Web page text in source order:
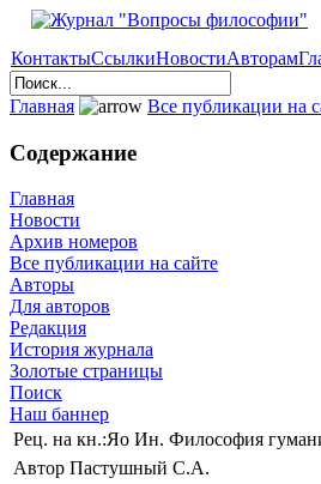
КонтактыСсылкиНовостиАвторам
Главная Все публикации на
Содержание
Главная
Новости
Архив номеров
Все публикации на сайте
Авторы
Для авторов
Редакция
История журнала
Золотые страницы
Поиск
Наш баннер
Рец. на кн.:Яо Ин. Философия
Автор Пастушный С.А.